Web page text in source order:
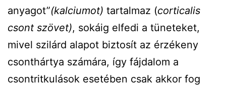
anyagot”(kalciumot) tartalmaz (corticalis
csont szövet), sokáig elfedi a tüneteket,
mivel szilárd alapot biztosít az érzékeny
csonthártya számára, így fájdalom a
csontritkulások esetében csak akkor fog